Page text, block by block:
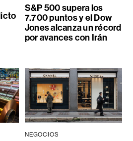
S&P 500 supera los
7.700 puntos y el Dow
Jones alcanza un récord
por avances con Irán
NEGOCIOS